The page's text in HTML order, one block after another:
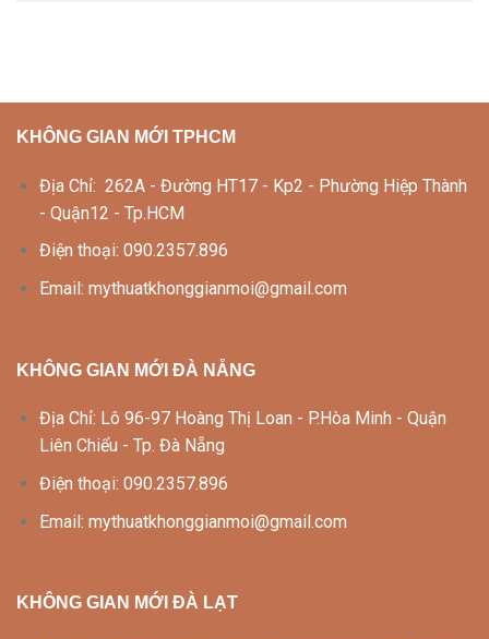
KHÔNG GIAN MỚI TPHCM
Địa Chỉ: 262A - Đường HT17 - Kp2 - Phường Hiệp Thành
- Quận12 - Tp.HCM
Điện thoại: 090.2357.896
Email: mythuatkhonggianmoi@gmail.com
KHÔNG GIAN MỚI ĐÀ NẴNG
Địa Chỉ: Lô 96-97 Hoàng Thị Loan - P.Hòa Minh - Quận
Liên Chiểu - Tp. Đà Nẵng
Điện thoại: 090.2357.896
Email: mythuatkhonggianmoi@gmail.com
KHÔNG GIAN MỚI ĐÀ LẠT